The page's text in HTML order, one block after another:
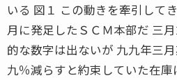
いる 図１ この動きを牽引して
月に発足したＳＣＭ本部だ 三
的な数字は出ないが 九九年三
九％減らすと約束していた在